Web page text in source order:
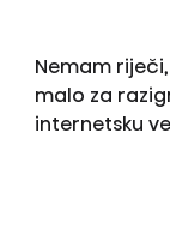
Nemam
malo za
internetsku